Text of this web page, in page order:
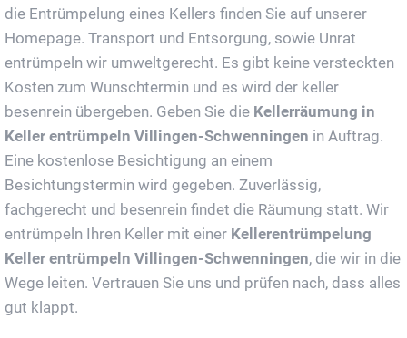
die Entrümpelung eines Kellers finden Sie auf unserer
Homepage. Transport und Entsorgung, sowie Unrat
entrümpeln wir umweltgerecht. Es gibt keine versteckten
Kosten zum Wunschtermin und es wird der keller
besenrein übergeben. Geben Sie die Kellerräumung in
Keller entrümpeln Villingen-Schwenningen in Auftrag.
Eine kostenlose Besichtigung an einem
Besichtungstermin wird gegeben. Zuverlässig,
fachgerecht und besenrein findet die Räumung statt. Wir
entrümpeln Ihren Keller mit einer Kellerentrümpelung
Keller entrümpeln Villingen-Schwenningen, die wir in die
Wege leiten. Vertrauen Sie uns und prüfen nach, dass alles
gut klappt.